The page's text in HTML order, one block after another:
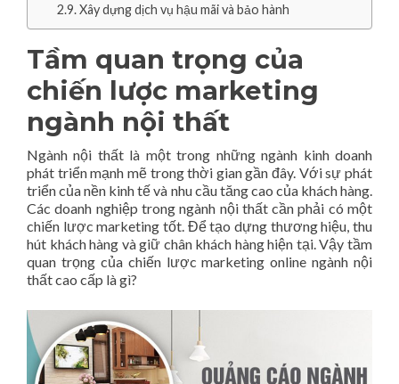
Xây dựng dịch vụ hậu mãi và bảo hành
Tầm quan trọng của
chiến lược marketing
ngành nội thất
Ngành nội thất là một trong những ngành kinh doanh
phát triển mạnh mẽ trong thời gian gần đây. Với sự phát
triển của nền kinh tế và nhu cầu tăng cao của khách hàng.
Các doanh nghiệp trong ngành nội thất cần phải có một
chiến lược marketing tốt. Để tạo dựng thương hiệu, thu
hút khách hàng và giữ chân khách hàng hiện tại. Vậy tầm
quan trọng của chiến lược marketing online ngành nội
thất cao cấp là gì?